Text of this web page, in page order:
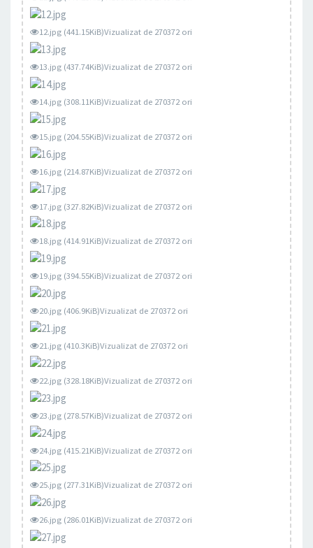
12.jpg (441.15KiB)Vizualizat de 270372 ori
13.jpg (437.74KiB)Vizualizat de 270372 ori
14.jpg (308.11KiB)Vizualizat de 270372 ori
15.jpg (204.55KiB)Vizualizat de 270372 ori
16.jpg (214.87KiB)Vizualizat de 270372 ori
17.jpg (327.82KiB)Vizualizat de 270372 ori
18.jpg (414.91KiB)Vizualizat de 270372 ori
19.jpg (394.55KiB)Vizualizat de 270372 ori
20.jpg (406.9KiB)Vizualizat de 270372 ori
21.jpg (410.3KiB)Vizualizat de 270372 ori
22.jpg (328.18KiB)Vizualizat de 270372 ori
23.jpg (278.57KiB)Vizualizat de 270372 ori
24.jpg (415.21KiB)Vizualizat de 270372 ori
25.jpg (277.31KiB)Vizualizat de 270372 ori
26.jpg (286.01KiB)Vizualizat de 270372 ori